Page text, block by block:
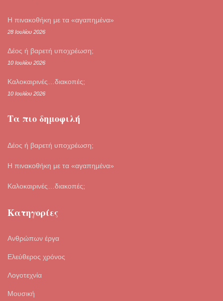
Η πινακοθήκη με τα «αγαπημένα»
28 Ιουλίου 2026
Δέος ή βαρετή υποχρέωση;
10 Ιουλίου 2026
Καλοκαιρινές…διακοπές;
10 Ιουλίου 2026
Τα πιο δημοφιλή
Δέος ή βαρετή υποχρέωση;
Η πινακοθήκη με τα «αγαπημένα»
Καλοκαιρινές…διακοπές;
Κατηγορίες
Ανθρώπων έργα
Ελεύθερος χρόνος
Λογοτεχνία
Μουσική